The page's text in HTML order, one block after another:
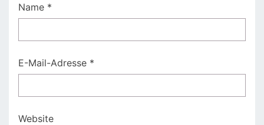
Name *
E-Mail-Adresse *
Website